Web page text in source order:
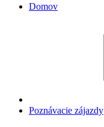
Domov
Poznávacie zájazdy